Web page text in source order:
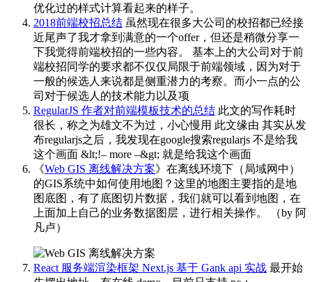
优化过的样式计算看起来的样子。
2018前端校招总结 虽然现在很多大公司的校招都已经接
近尾声了我才拿到满意的一个offer，但还是稍微分享一
下我觉得前端校招的一些内容。 基本上的大公司对于前
端校招同学的要求都不仅仅局限于前端领域，因为对于
一般的候选人来说都是侧重潜力的考察。而小一点的公
司对于候选人的技术能力以及项
RegularJS 作者对前端模板技术的总结 此文的写作耗时
很长，称之为雄文不为过，小心慢用 此文缘由 其实从发
布regularjs之后，我发现在google搜索regularjs 不是给我
这个画面 &lt;!– more –&gt; 就是给我这个画面
《Web GIS 离线解决方案》在离线环境下（局域网中）
的GIS系统中如何使用地图？这里的地图主要指的是地
图底图，有了底图切片数据，我们就可以看到地图，在
上面加上自己的业务数据图层，进行相关操作。
（by 阿
凡卢） ​​​
React 服务端渲染框架 Next.js 基于 Gank api 实战 最开始